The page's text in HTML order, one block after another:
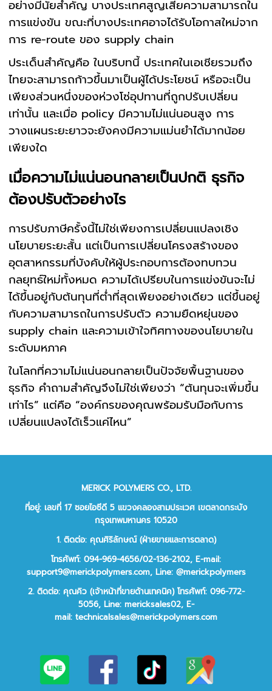
อย่างมีนัยสำคัญ บางประเทศสูญเสียความสามารถใน
การแข่งขัน ขณะที่บางประเทศอาจได้รับโอกาสใหม่จาก
การ re-route ของ supply chain
ประเด็นสำคัญคือ ในบริบทนี้ ประเทศในเอเชียรวมถึง
ไทยจะสามารถก้าวขึ้นมาเป็นผู้ได้ประโยชน์ หรือจะเป็น
เพียงส่วนหนึ่งของห่วงโซ่อุปทานที่ถูกปรับเปลี่ยน
เท่านั้น และเมื่อ policy มีความไม่แน่นอนสูง การ
วางแผนระยะยาวจะยังคงมีความแม่นยำได้มากน้อย
เพียงใด
เมื่อความไม่แน่นอนกลายเป็นปกติ ธุรกิจ
ต้องปรับตัวอย่างไร
การปรับภาษีครั้งนี้ไม่ใช่เพียงการเปลี่ยนแปลงเชิง
นโยบายระยะสั้น แต่เป็นการเปลี่ยนโครงสร้างของ
อุตสาหกรรมที่บังคับให้ผู้ประกอบการต้องทบทวน
กลยุทธ์ใหม่ทั้งหมด ความได้เปรียบในการแข่งขันจะไม่
ได้ขึ้นอยู่กับต้นทุนที่ต่ำที่สุดเพียงอย่างเดียว แต่ขึ้นอยู่
กับความสามารถในการปรับตัว ความยืดหยุ่นของ
supply chain และความเข้าใจทิศทางของนโยบายใน
ระดับมหภาค
ในโลกที่ความไม่แน่นอนกลายเป็นปัจจัยพื้นฐานของ
ธุรกิจ คำถามสำคัญจึงไม่ใช่เพียงว่า “ต้นทุนจะเพิ่มขึ้น
เท่าไร” แต่คือ “องค์กรของคุณพร้อมรับมือกับการ
เปลี่ยนแปลงได้เร็วแค่ไหน”
MERICK POLYMERS CO., LTD.
ที่อยู่: เลขที่ 17 ซอยไอซีดี 5 แขวงคลองสามประเวศ เขตลาดกระบัง
กรุงเทพมหานคร 10520
1. ติดต่อ: คุณศิริลักษณ์ (ฝ่ายขายและการตลาด)
โทรศัพท์: 094-969-4656/02-136-2102, E-mail:
support9@merickpolymers.com, Line: @merickpolymers
2.ติดต่อ: คุณคิว (เจ้าหน้าที่ขายด้านเทคนิค)โทรศัพท์: 096-772-
5056, Line: mericksales02, E-
mail: technicalsales@merickpolymers.com